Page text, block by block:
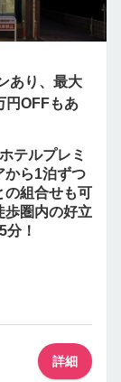
あり、最大
円OFFもあ
テルプレミ
から1泊ずつ
組合せも可
圏内の好立
！
詳細